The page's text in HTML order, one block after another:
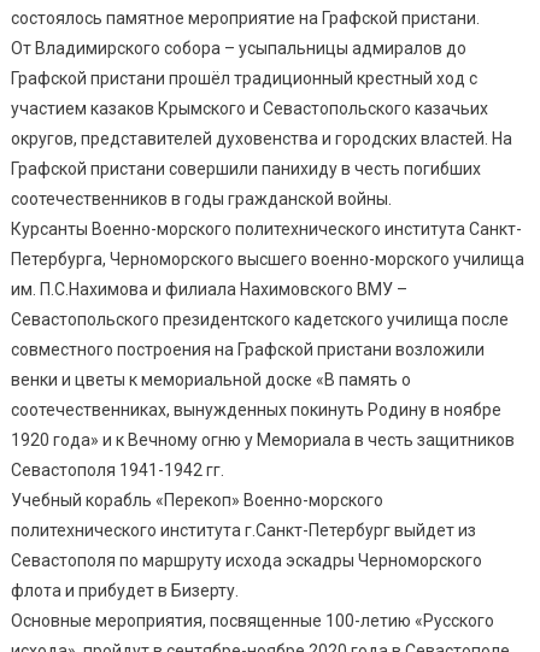
состоялось памятное мероприятие на Графской пристани.
От Владимирского собора – усыпальницы адмиралов до
Графской пристани прошёл традиционный крестный ход с
участием казаков Крымского и Севастопольского казачьих
округов, представителей духовенства и городских властей. На
Графской пристани совершили панихиду в честь погибших
соотечественников в годы гражданской войны.
Курсанты Военно-морского политехнического института Санкт-
Петербурга, Черноморского высшего военно-морского училища
им. П.С.Нахимова и филиала Нахимовского ВМУ –
Севастопольского президентского кадетского училища после
совместного построения на Графской пристани возложили
венки и цветы к мемориальной доске «В память о
соотечественниках, вынужденных покинуть Родину в ноябре
1920 года» и к Вечному огню у Мемориала в честь защитников
Севастополя 1941-1942 гг.
Учебный корабль «Перекоп» Военно-морского
политехнического института г.Санкт-Петербург выйдет из
Севастополя по маршруту исхода эскадры Черноморского
флота и прибудет в Бизерту.
Основные мероприятия, посвященные 100-летию «Русского